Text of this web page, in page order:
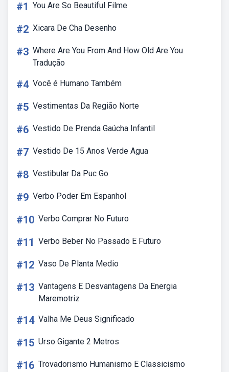
#1 You Are So Beautiful Filme
#2 Xicara De Cha Desenho
#3 Where Are You From And How Old Are You
Tradução
#4 Você é Humano Também
#5 Vestimentas Da Região Norte
#6 Vestido De Prenda Gaúcha Infantil
#7 Vestido De 15 Anos Verde Agua
#8 Vestibular Da Puc Go
#9 Verbo Poder Em Espanhol
#10 Verbo Comprar No Futuro
#11 Verbo Beber No Passado E Futuro
#12 Vaso De Planta Medio
#13 Vantagens E Desvantagens Da Energia
Maremotriz
#14 Valha Me Deus Significado
#15 Urso Gigante 2 Metros
#16 Trovadorismo Humanismo E Classicismo